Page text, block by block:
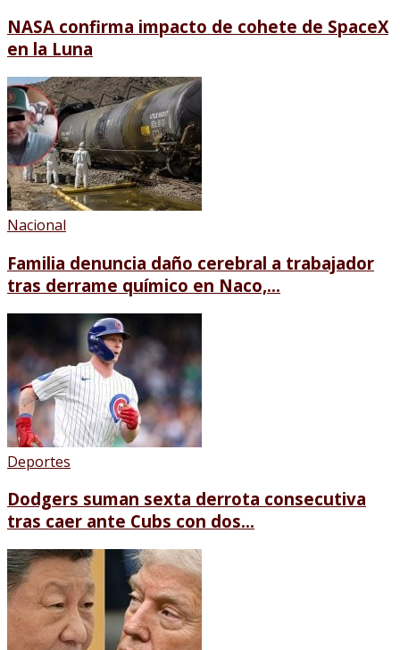
NASA confirma impacto de cohete de SpaceX
en la Luna
Nacional
Familia denuncia daño cerebral a trabajador
tras derrame químico en Naco,...
Deportes
Dodgers suman sexta derrota consecutiva
tras caer ante Cubs con dos...